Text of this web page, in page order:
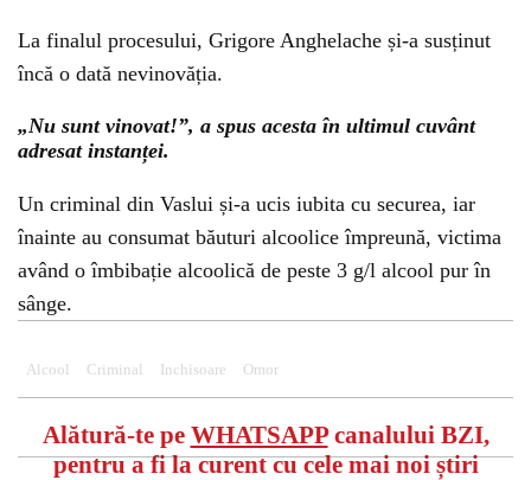
La finalul procesului, Grigore Anghelache și-a susținut
încă o dată nevinovăția.
„Nu sunt vinovat!”, a spus acesta în ultimul cuvânt
adresat instanței.
Un criminal din Vaslui și-a ucis iubita cu securea, iar
înainte au consumat băuturi alcoolice împreună, victima
având o îmbibație alcoolică de peste 3 g/l alcool pur în
sânge.
Alcool Criminal Inchisoare Omor
Alătură-te pe WHATSAPPcanalului BZI,
pentru a fi la curent cu cele mai noi știri